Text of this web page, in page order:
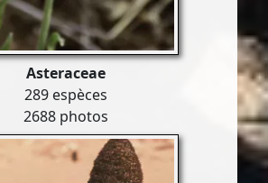
Asteraceae
289 espèces
2688 photos